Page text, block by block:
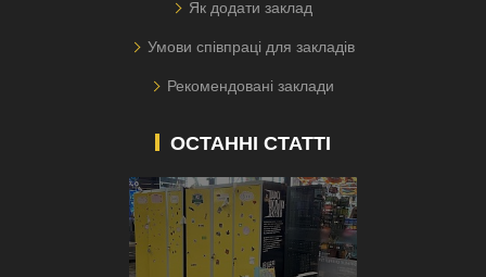
Як додати заклад
Умови співпраці для закладів
Рекомендовані заклади
ОСТАННІ СТАТТІ